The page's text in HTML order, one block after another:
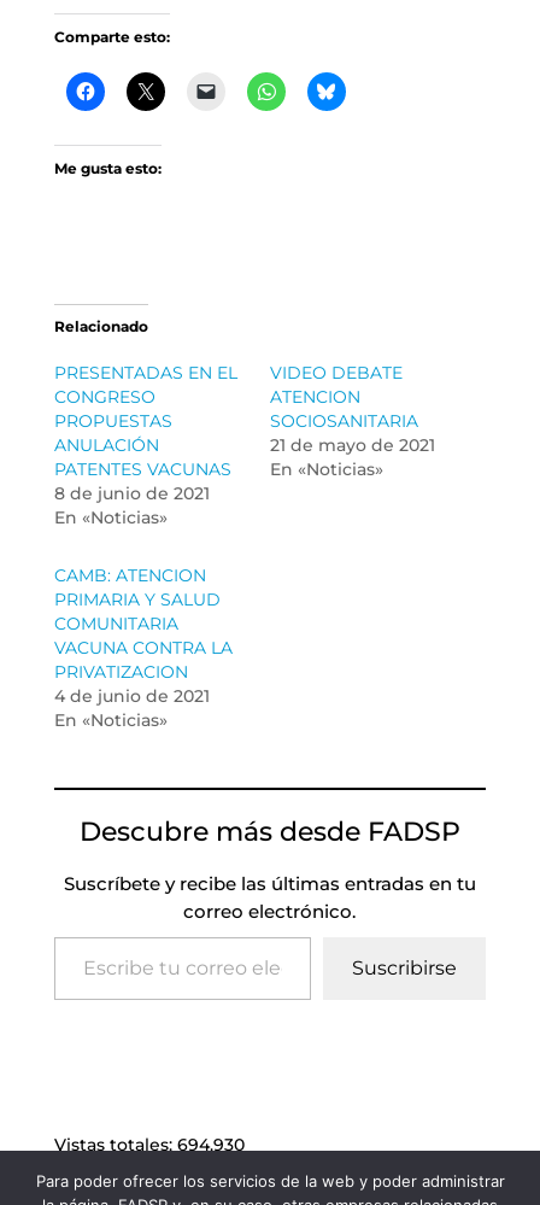
Comparte esto:
Me gusta esto:
Relacionado
PRESENTADAS EN EL
CONGRESO
PROPUESTAS
ANULACIÓN
PATENTES VACUNAS
8 de junio de 2021
En «Noticias»
VIDEO DEBATE
ATENCION
SOCIOSANITARIA
21 de mayo de 2021
En «Noticias»
CAMB: ATENCION
PRIMARIA Y SALUD
COMUNITARIA
VACUNA CONTRA LA
PRIVATIZACION
4 de junio de 2021
En «Noticias»
Descubre más desde FADSP
Suscríbete y recibe las últimas entradas en tu
correo electrónico.
Escribe tu correo electrónico…
Suscribirse
Vistas totales: 694.930
Para poder ofrecer los servicios de la web y poder administrar